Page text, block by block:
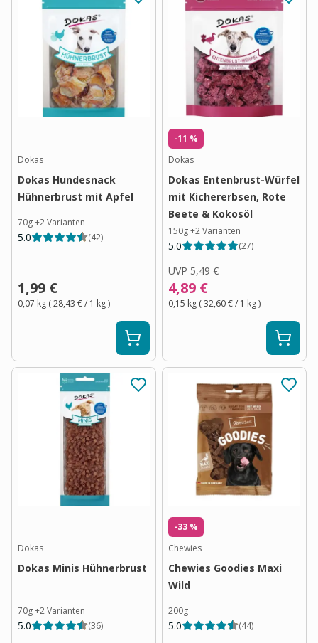
Dokas
Dokas Hundesnack
Hühnerbrust mit Apfel
70g+2Varianten
5.0 (42)
1,99 €
0,07 kg (28,43 €/ 1 kg)
-11 %
Dokas
Dokas Entenbrust-Würfel
mit Kichererbsen, Rote
Beete & Kokosöl
150g+2Varianten
5.0 (27)
UVP 5,49 €
4,89 €
0,15 kg (32,60 €/ 1 kg)
Dokas
Dokas Minis Hühnerbrust
70g+2Varianten
5.0 (36)
-33 %
Chewies
Chewies Goodies Maxi
Wild
200g
5.0 (44)